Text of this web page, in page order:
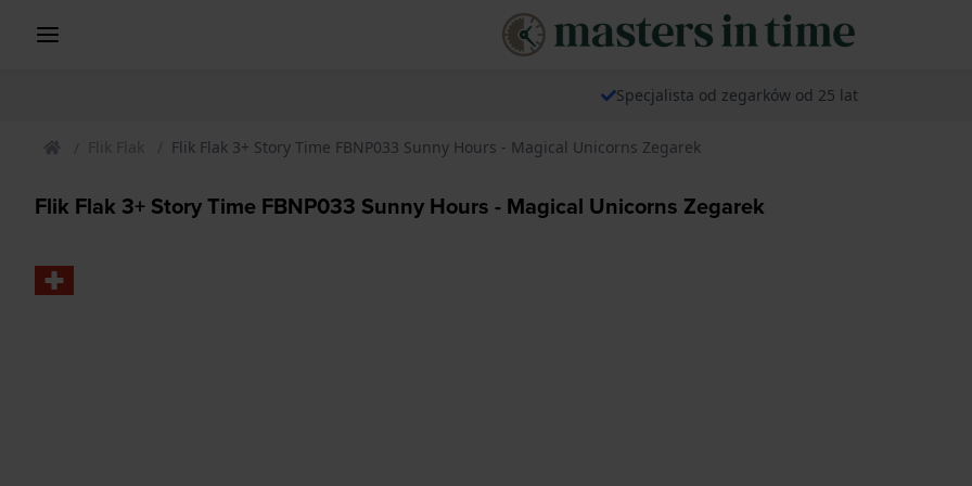
Specjalista od zegarków od 25 lat
Flik Flak Flik Flak 3+ Story Time FBNP033 Sunny Hours - Magical Unicorns Zegarek
Flik Flak 3+ Story Time FBNP033 Sunny Hours - Magical Unicorns Zegarek